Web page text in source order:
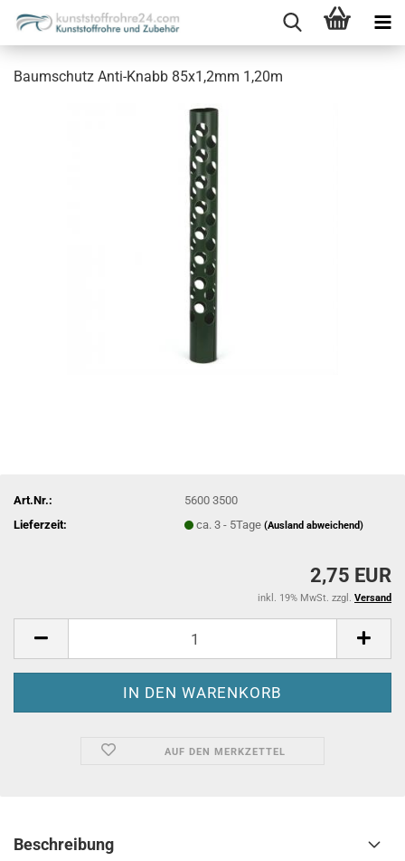
Baumschutz Anti-Knabb 85x1,2mm 1,20m
Art.Nr.:
5600 3500
Lieferzeit:
ca. 3 - 5Tage(Ausland abweichend)
2,75 EUR
inkl. 19% MwSt. zzgl. Versand
AUF DEN MERKZETTEL
Beschreibung